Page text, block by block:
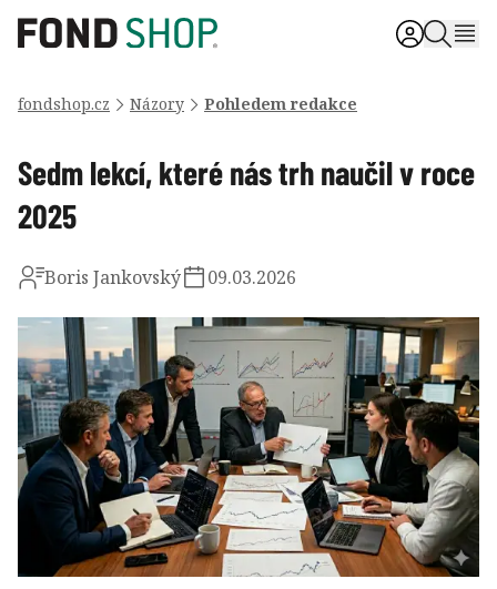
fondshop.cz Názory Pohledem redakce
Sedm lekcí, které nás trh naučil v roce
2025
Boris Jankovský 09.03.2026